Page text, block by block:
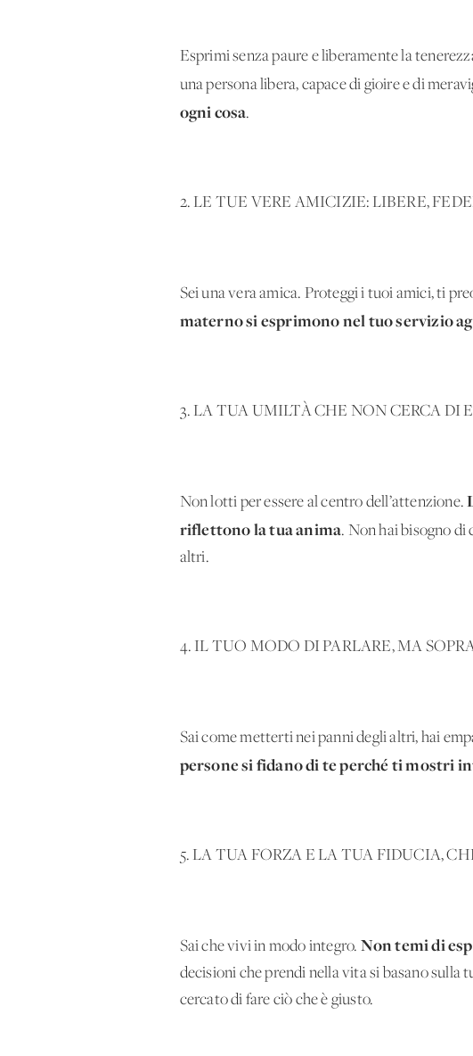
Esprimi senza paure e liberamente la
una persona libera, capace di gioire e di
ogni cosa.
2. LE TUE VERE AMICIZIE: LIBERE,
Sei una vera amica. Proteggi i tuoi amici, ti
materno si esprimono nel tuo servizio
3. LA TUA UMILTÀ CHE NON CERCA DI
Non lotti per essere al centro dell’attenzione.
riflettono la tua anima. Non hai bisogno
altri.
4. IL TUO MODO DI PARLARE, MA
Sai come metterti nei panni degli altri, hai
persone si fidano di te perché ti mostri
5. LA TUA FORZA E LA TUA FIDUCIA,
Sai che vivi in modo integro. Non temi di
decisioni che prendi nella vita si basano sulla
cercato di fare ciò che è giusto.